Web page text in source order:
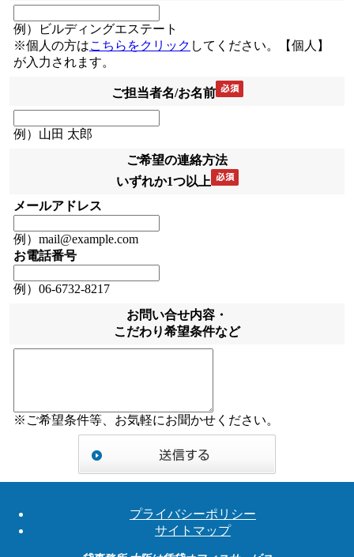
例）ビルディングエステート
※個人の方はこちらをクリック してください。【個人】
が入力されます。
ご担当者名/お名前
例）山田 太郎
ご希望の連絡方法
いずれか1つ以上
メールアドレス
例）mail@example.com
お電話番号
例）06-6732-8217
お問い合せ内容・
こだわり希望条件など
※ご希望条件等、お気軽にお聞かせください。
プライバシーポリシー
サイトマップ